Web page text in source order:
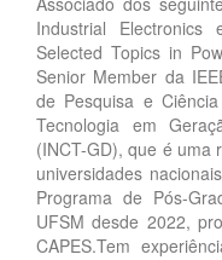
Industrial
Selected Topics in
Senior Member da
de Pesquisa e
Tecnologia em
(INCT-GD), que é uma
universidades
Programa de Pós-
UFSM desde 2022,
CAPES.Tem